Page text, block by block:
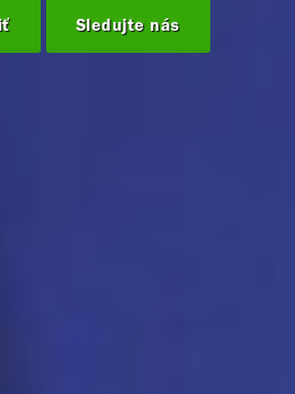
Sledujte nás